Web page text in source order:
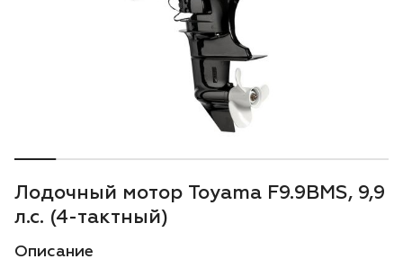
Аккумуляторная техника iPrix
Генераторы
Скарификаторы
Мотопомпы
Лодочный мотор Toyama F9.9BMS, 9,9
л.с. (4-тактный)
Описание